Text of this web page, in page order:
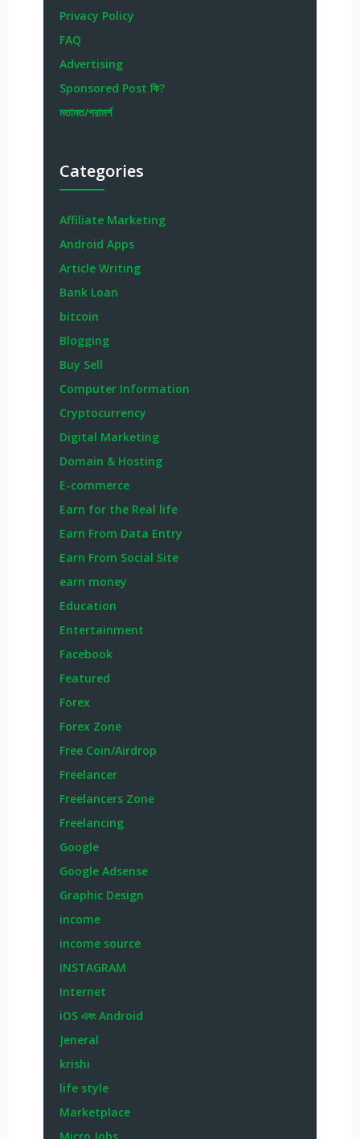
Privacy Policy
FAQ
Advertising
Sponsored Post কি?
মতামত/পরামর্শ
Categories
Affiliate Marketing
Android Apps
Article Writing
Bank Loan
bitcoin
Blogging
Buy Sell
Computer Information
Cryptocurrency
Digital Marketing
Domain & Hosting
E-commerce
Earn for the Real life
Earn From Data Entry
Earn From Social Site
earn money
Education
Entertainment
Facebook
Featured
Forex
Forex Zone
Free Coin/Airdrop
Freelancer
Freelancers Zone
Freelancing
Google
Google Adsense
Graphic Design
income
income source
INSTAGRAM
Internet
iOS এবং Android
Jeneral
krishi
life style
Marketplace